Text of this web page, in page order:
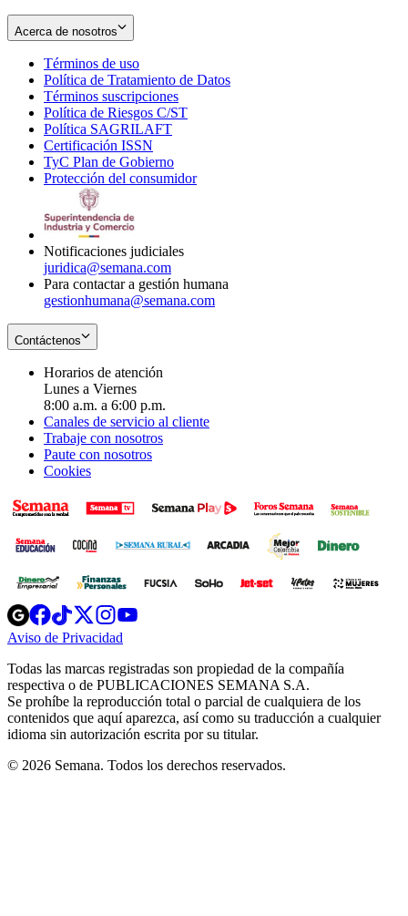
Acerca de nosotros
Términos de uso
in
new
window
Política de Tratamiento de Datos
Términos suscripciones
in
Política de Riesgos C/ST
Política SAGRILAFT
new
window
Certificación ISSN
in
new
TyC Plan de Gobierno
in
Protección del consumidorOpens
Notificaciones judiciales
juridica@semana.com
Para contactar a gestión humana
gestionhumana@semana.com
Contáctenos
Horarios de atención
Lunes a Viernes
8:00 a.m. a 6:00 p.m.
Canales de servicio al cliente
Trabaje con nosotros
Paute con nosotros
Cookies
Opens
in
new
Opens
in
new
Opens
in
new
window
Opens
new
windowwindow
Aviso de Privacidad
new
window
Todas las marcas registradas son propiedad de la compañía
respectiva o de PUBLICACIONES SEMANA S.A.
Se prohíbe la reproducción total o parcial de cualquiera de los
contenidos que aquí aparezca, así como su traducción a cualquier
idioma sin autorización escrita por su titular.
© 2026 Semana. Todos los derechos reservados.